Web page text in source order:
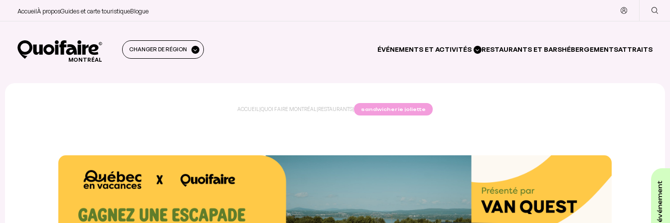
AccueilÀ proposGuides et carte touristiqueBlogue
MONTRÉAL
CHANGER DE RÉGION ÉVÉNEMENTS ET ACTIVITÉS RESTAURANTS ET BARSHÉBERGEMENTSATTRAITS
ACCUEIL |QUOI FAIRE MONTRÉAL |RESTAURANTS| sandwicherie joliette